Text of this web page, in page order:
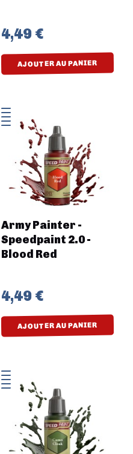
4,49 €
AJOUTER AU PANIER
Army Painter -
Speedpaint 2.0 -
Blood Red
4,49 €
AJOUTER AU PANIER